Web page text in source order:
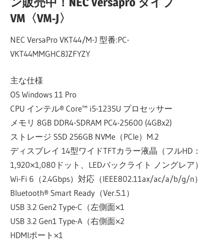
VM〈VM-J〉
NEC VersaPro VKT44/M-J 型番:PC-
VKT44MMGHC8JZFYZY
主な仕様
OS Windows 11 Pro
CPU インテル® Core™ i5-1235U プロセッサー
メモリ 8GB DDR4-SDRAM PC4-25600 (4GBx2)
ストレージ SSD 256GB NVMe（PCle）M.2
ディスプレイ 14型ワイドTFTカラー液晶（フルHD：
1,920×1,080ドット、LEDバックライト ノングレア）
Wi-Fi 6（2.4Gbps）対応（IEEE802.11ax/ac/a/b/g/n）
Bluetooth® Smart Ready（Ver.5.1）
USB 3.2 Gen2 Type-C（左側面×1
USB 3.2 Gen1 Type-A（右側面×2
HDMIポート×1